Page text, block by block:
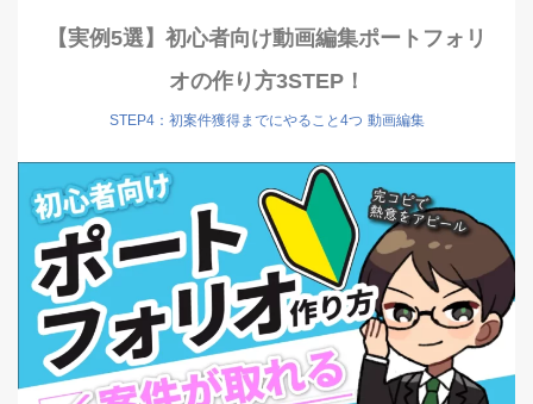
【実例5選】初心者向け動画編集ポートフォリ
オの作り方3STEP！
STEP4：初案件獲得までにやること4つ 動画編集